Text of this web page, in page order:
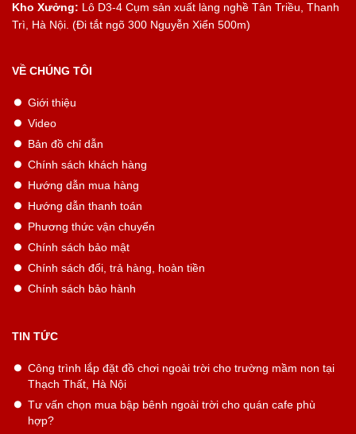
Kho Xưởng: Lô D3-4 Cụm sản xuất làng nghề Tân Triều, Thanh
Trì, Hà Nội. (Đi tắt ngõ 300 Nguyễn Xiển 500m)
VỀ CHÚNG TÔI
Giới thiệu
Video
Bản đồ chỉ dẫn
Chính sách khách hàng
Hướng dẫn mua hàng
Hướng dẫn thanh toán
Phương thức vận chuyển
Chính sách bảo mật
Chính sách đổi, trả hàng, hoàn tiền
Chính sách bảo hành
TIN TỨC
Công trình lắp đặt đồ chơi ngoài trời cho trường mầm non tại
Thạch Thất, Hà Nội
Tư vấn chọn mua bập bênh ngoài trời cho quán cafe phù
hợp?